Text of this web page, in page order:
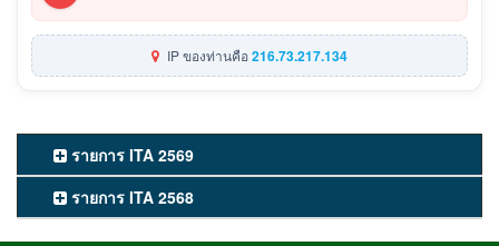
IP ของท่านคือ216.73.217.134
รายการ ITA 2569
รายการ ITA 2568